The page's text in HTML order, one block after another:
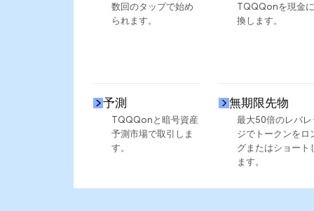
数回のタップで始め
られます。
TQQQonを現金
換します。
予測
TQQQonと暗号資産
予測市場で取引しま
す。
無期限先物
最大50倍のレバレ
ジでトークンをロ
グまたはショート
ます。